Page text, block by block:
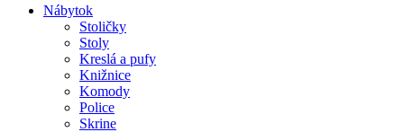
Nábytok
Stoličky
Stoly
Kreslá a pufy
Knižnice
Komody
Police
Skrine